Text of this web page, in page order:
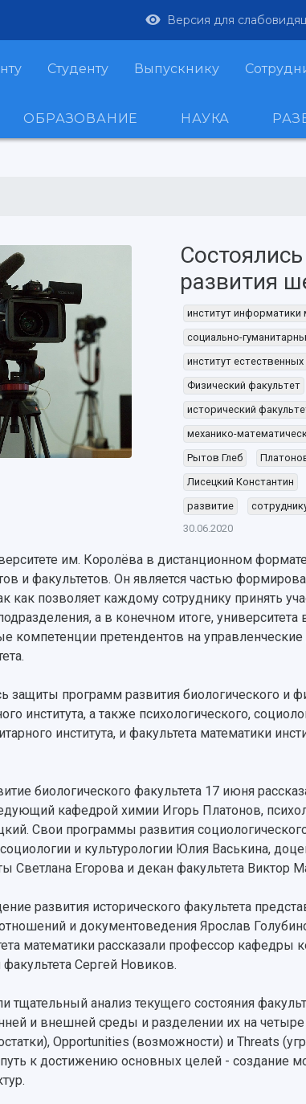
Версия для
Студенту Выпускнику
ОБРАЗОВАНИЕ НАУКА
развития
институт информатики
социально-
институт
Физический факультет
исторический
механико-
Рытов Глеб
Лисецкий Константин
развитие
30.06.2020
им. Королёва в дистанционном
и факультетов. Он является частью
как позволяет каждому сотруднику принять
а в конечном итоге,
компетенции претендентов на
защиты программ развития биологического и
института, а также психологического,
института, и факультета математики
биологического факультета 17 июня
кафедрой химии Игорь Платонов,
Свои программы развития
и культурологии Юлия Васькина,
Светлана Егорова и декан факультета Виктор
развития исторического факультета
и документоведения Ярослав
математики рассказали профессор кафедры
Сергей Новиков.
тщательный анализ текущего состояния
и внешней среды и разделении их на
Opportunities (возможности) и Threats
к достижению основных целей - создание